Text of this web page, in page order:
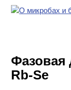
ПОСУДА
Фазовая
Rb-Se